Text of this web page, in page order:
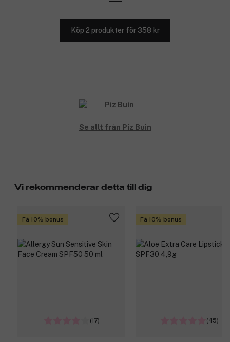
Köp 2 produkter för 358 kr
Se allt från Piz Buin
Vi rekommenderar detta till dig
Få 10% bonus
(17)
Få 10% bonus
(45)